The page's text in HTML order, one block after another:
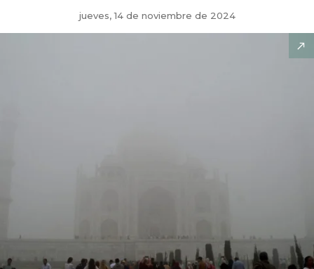
jueves, 14 de noviembre de 2024